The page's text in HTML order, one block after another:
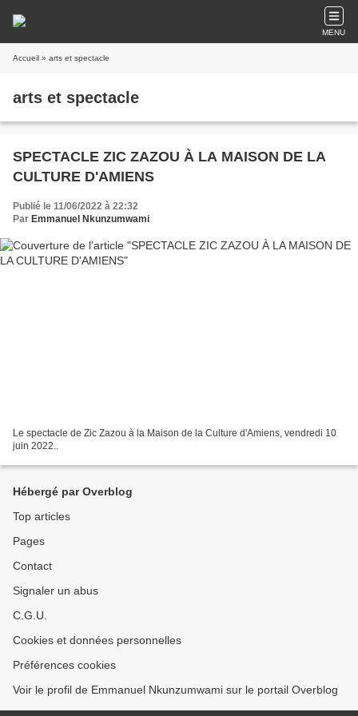
MENU
Accueil » arts et spectacle
arts et spectacle
SPECTACLE ZIC ZAZOU À LA MAISON DE LA
CULTURE D'AMIENS
Publié le 11/06/2022 à 22:32
Par Emmanuel Nkunzumwami
Le spectacle de Zic Zazou à la Maison de la Culture d'Amiens, vendredi 10
juin 2022..
Hébergé par Overblog
Top articles
Pages
Contact
Signaler un abus
C.G.U.
Cookies et données personnelles
Préférences cookies
Voir le profil de Emmanuel Nkunzumwami sur le portail Overblog